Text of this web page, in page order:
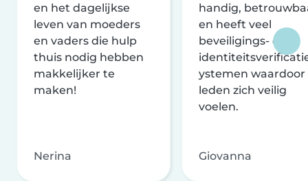
en het dagelijkse
leven van moeders
en vaders die hulp
thuis nodig hebben
makkelijker te
maken!
Nerina
handig,
en heeft veel
beveiligings- en
ystemen waardoor
leden zich veilig
voelen.
Giovanna